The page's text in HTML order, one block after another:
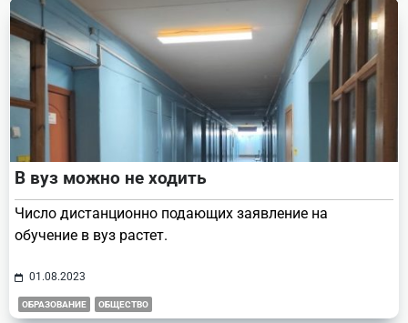
В вуз можно не ходить
Число дистанционно подающих заявление на
обучение в вуз растет.
01.08.2023
ОБРАЗОВАНИЕ ОБЩЕСТВО